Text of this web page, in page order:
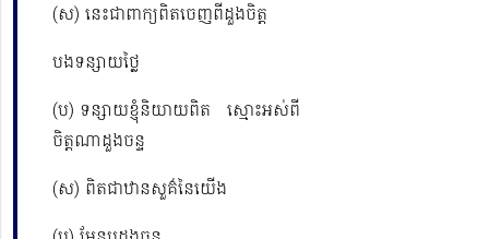
(ស) នេះជាពាក្យពិតចេញពីដួងចិត្ត
បងទន្សាយថ្លៃ
(ប) ទន្សាយខ្ញុំនិយាយពិត ស្មោះអស់ពី
ចិត្តណាដួងចន្ទ
(ស) ពិតជាឋានសួគ៌នៃយើង